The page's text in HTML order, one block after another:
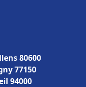
80600
77150
94000